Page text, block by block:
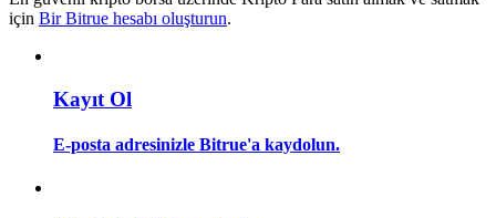
için Bir Bitrue hesabı oluşturun.
Kayıt Ol
E-posta adresinizle Bitrue'a kaydolun.